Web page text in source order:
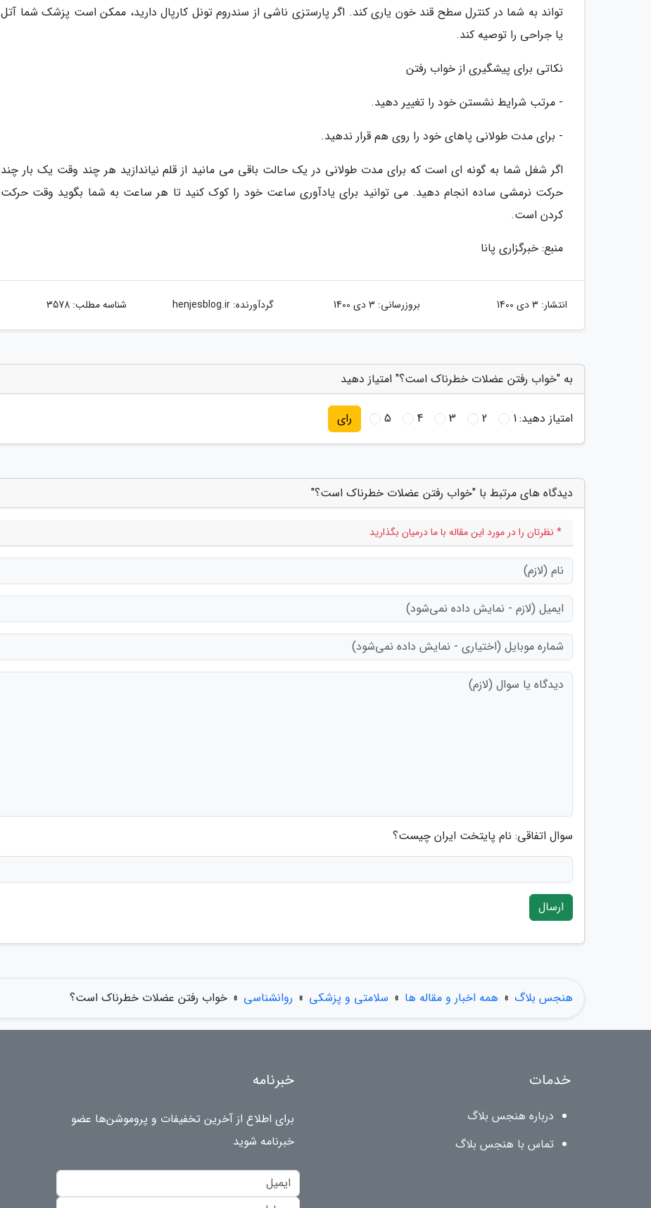
تواند به شما در کنترل سطح قند خون یاری کند. اگر پارستزی ناشی از سندروم تونل کارپال دارید، ممکن است پزشک شما آتل
یا جراحی را توصیه کند.
نکاتی برای پیشگیری از خواب رفتن
- مرتب شرایط نشستن خود را تغییر دهید.
- برای مدت طولانی پاهای خود را روی هم قرار ندهید.
اگر شغل شما به گونه ای است که برای مدت طولانی در یک حالت باقی می مانید از قلم نیاندازید هر چند وقت یک بار چند
حرکت نرمشی ساده انجام دهید. می توانید برای یادآوری ساعت خود را کوک کنید تا هر ساعت به شما بگوید وقت حرکت
کردن است.
منبع: خبرگزاری پانا
انتشار: 3 دی 1400 بروزرسانی: 3 دی 1400 گردآورنده:henjesblog.ir شناسه مطلب: 3578
به "خواب رفتن عضلات خطرناک است؟" امتیاز دهید
امتیاز دهید:1
2
3
4
5 رای
دیدگاه های مرتبط با "خواب رفتن عضلات خطرناک است؟"
* نظرتان را در مورد این مقاله با ما درمیان بگذارید
سوال اتفاقی: نام پایتخت ایران چیست؟
ارسال
هنجس بلاگ » همه اخبار و مقاله ها » سلامتی و پزشکی » روانشناسی » خواب رفتن عضلات خطرناک است؟
خدمات
درباره هنجس بلاگ
تماس با هنجس بلاگ
خبرنامه
برای اطلاع از آخرین تخفیفات و پروموشن‌ها عضو
خبرنامه شوید